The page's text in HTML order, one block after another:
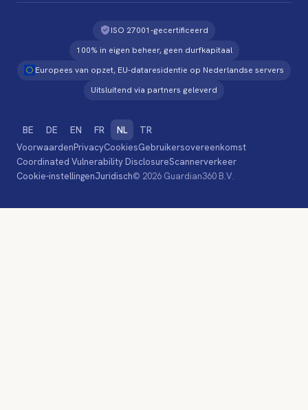
ISO 27001-gecertificeerd
100% in eigen beheer, geen durfkapitaal
Europees van opzet, EU-dataresidentie op Nederlandse servers
Uitsluitend via partners geleverd
BE DE EN FR NL TR
VoorwaardenPrivacyCookiesGebruikersovereenkomst
Coordinated Vulnerability DisclosureScannerverkeer
Cookie-instellingenJuridisch© 2026 Guardian360 B.V.